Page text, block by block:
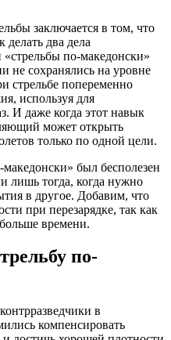
заключается в том, что
два дела
по-македонски»
не сохранялись на уровне
стрельбе попеременно
используя для
И даже когда этот навык
может открыть
только по одной цели.
был бесполезен
лишь тогда, когда нужно
в другое. Добавим, что
при перезарядке, так как
времени.
по-
в
компенсировать